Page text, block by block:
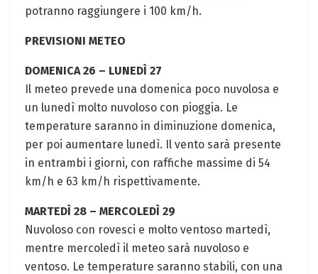
potranno raggiungere i 100 km/h.
PREVISIONI METEO
DOMENICA 26 – LUNEDÌ 27
Il meteo prevede una domenica poco nuvolosa e
un lunedì molto nuvoloso con pioggia. Le
temperature saranno in diminuzione domenica,
per poi aumentare lunedì. Il vento sarà presente
in entrambi i giorni, con raffiche massime di 54
km/h e 63 km/h rispettivamente.
MARTEDÌ 28 – MERCOLEDÌ 29
Nuvoloso con rovesci e molto ventoso martedì,
mentre mercoledì il meteo sarà nuvoloso e
ventoso. Le temperature saranno stabili, con una